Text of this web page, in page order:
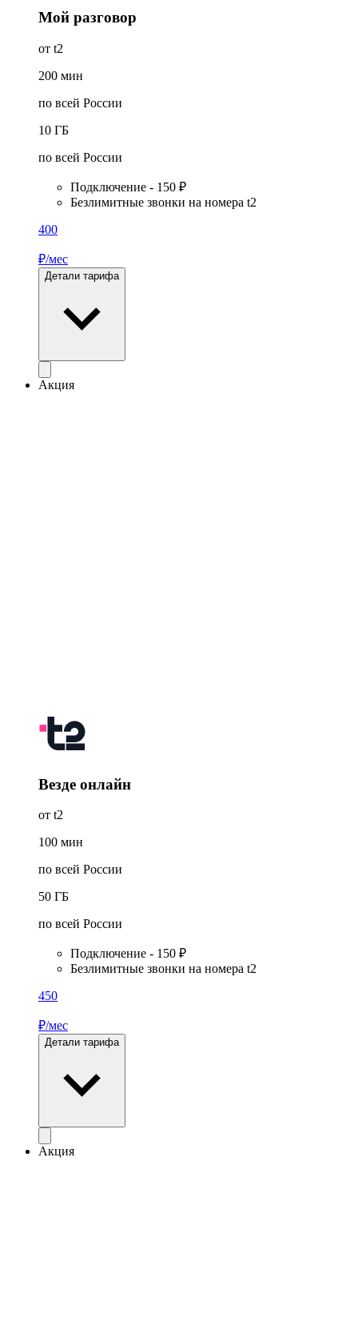
Мой разговор
от t2
200 мин
по всей России
10 ГБ
по всей России
Подключение - 150 ₽
Безлимитные звонки на номера t2
400
₽/мес
Детали тарифа
Акция
Везде онлайн
от t2
100 мин
по всей России
50 ГБ
по всей России
Подключение - 150 ₽
Безлимитные звонки на номера t2
450
₽/мес
Детали тарифа
Акция